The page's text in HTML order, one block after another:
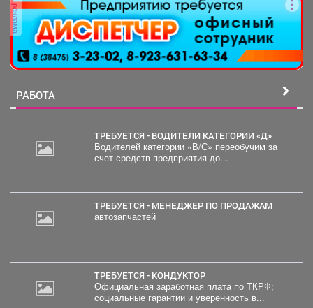
реклама
РАБОТА
ТРЕБУЕТСЯ - ВОДИТЕЛИ КАТЕГОРИИ «Д»
Водителей категории «В/С» переобучим за
счет средств предприятия до...
ТРЕБУЕТСЯ - МЕНЕДЖЕР ПО ПРОДАЖАМ
автозапчастей
ТРЕБУЕТСЯ - КОНДУКТОР
Официальная заработная плата по ТКРФ;
социальные гарантии и уверенность в...